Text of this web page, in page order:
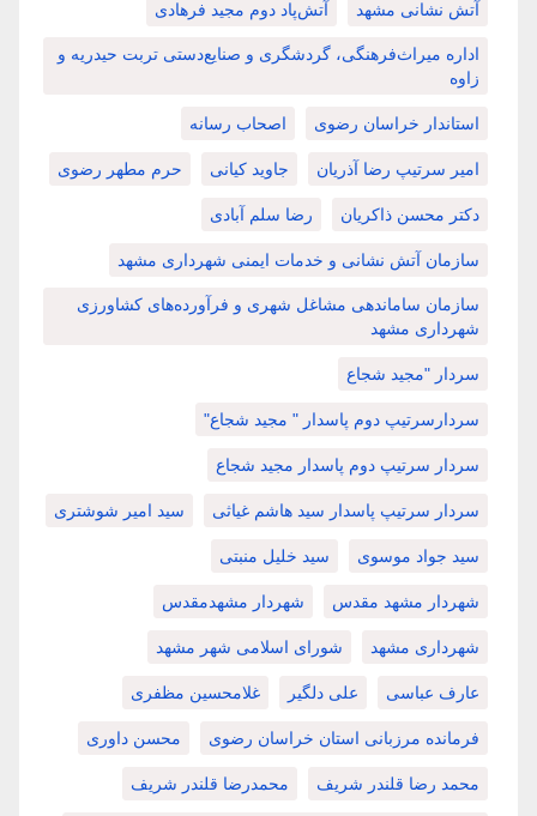
آتش نشانی مشهد آتش‌پاد دوم مجید فرهادی
اداره میراث‌فرهنگی، گردشگری و صنایع‌دستی تربت حیدریه و
زاوه
استاندار خراسان رضوی اصحاب رسانه
امیر سرتیپ رضا آذریان جاوید کیانی حرم مطهر رضوی
دکتر محسن ذاکریان رضا سلم آبادی
سازمان آتش نشانی و خدمات ایمنی شهرداری مشهد
سازمان ساماندهی مشاغل شهری و فرآورده‌های کشاورزی
شهرداری مشهد
سردار "مجید شجاع
سردارسرتیپ دوم پاسدار " مجید شجاع"
سردار سرتیپ دوم پاسدار مجید شجاع
سردار سرتیپ پاسدار سید هاشم غیاثی سید امیر شوشتری
سید جواد موسوی سید خلیل منبتی
شهردار مشهد مقدس شهردار مشهدمقدس
شهرداری مشهد شورای اسلامی شهر مشهد
عارف عباسی علی دلگیر غلامحسین مظفری
فرمانده مرزبانی استان خراسان رضوی محسن داوری
محمد رضا قلندر شریف محمدرضا قلندر شریف